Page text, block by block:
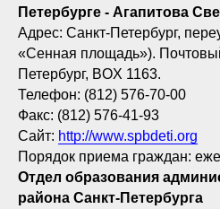
Петербурге - Агапитова
Адрес: Санкт-Петербург,
«Сенная площадь»).
Петербург, BOX 1163.
Телефон: (812) 576-70-00
Факс: (812) 576-41-93
Сайт: http://www.spbdeti.org
Порядок приема граждан:
Отдел образования
района Санкт-Петербурга